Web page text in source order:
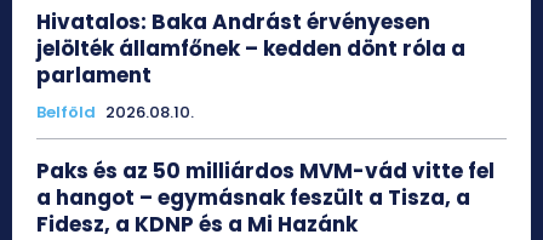
Hivatalos: Baka Andrást érvényesen
jelölték államfőnek – kedden dönt róla a
parlament
Belföld 2026.08.10.
Paks és az 50 milliárdos MVM-vád vitte fel
a hangot – egymásnak feszült a Tisza, a
Fidesz, a KDNP és a Mi Hazánk